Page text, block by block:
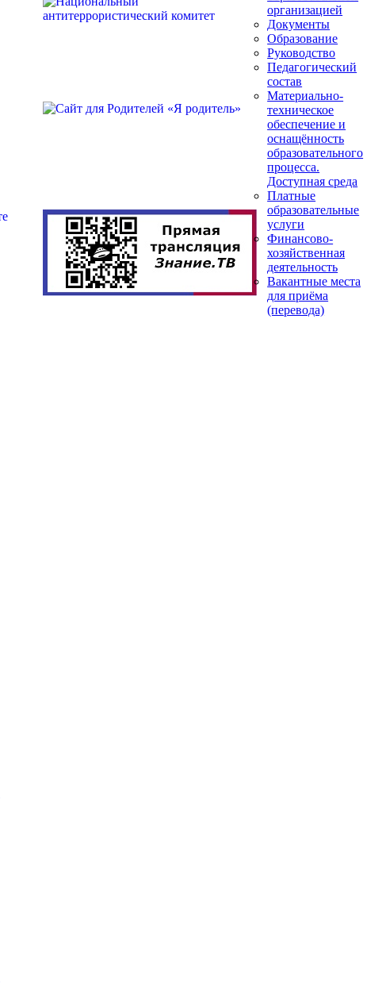
организацией
Документы
Образование
Руководство
Педагогический
состав
Материально-
техническое
обеспечение и
оснащённость
образовательного
процесса.
Доступная среда
Платные
образовательные
услуги
Финансово-
хозяйственная
деятельность
Вакантные места
для приёма
(перевода)